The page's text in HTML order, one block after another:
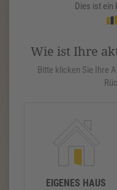
Dies ist ein
Wie ist Ihre
Bitte klicken Sie Ihre
EIGENES HAUS